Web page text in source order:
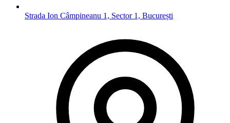
Strada Ion Câmpineanu 1, Sector 1, București